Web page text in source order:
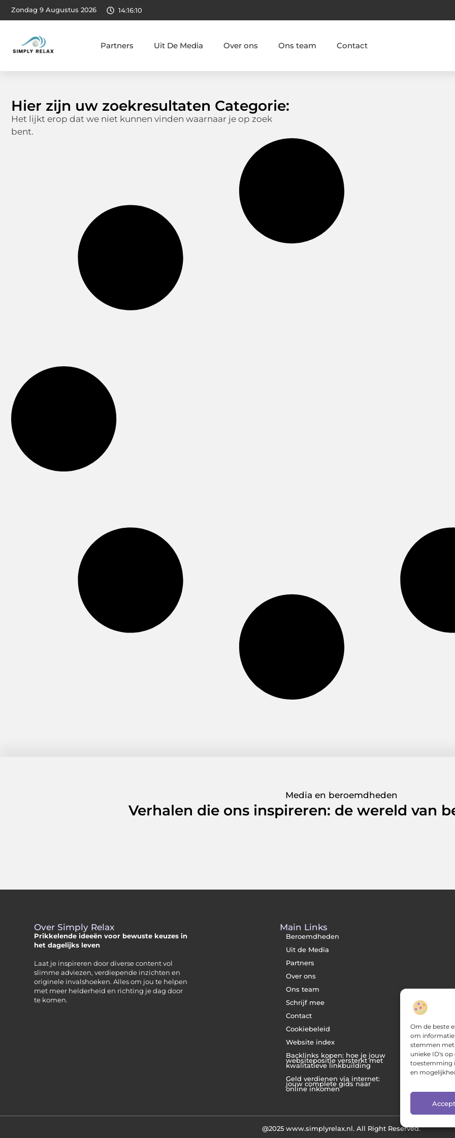
Om de beste
om informatie
stemmen met
unieke ID's
toestemming
en
Zondag 9 Augustus 2026 14:16:11
Partners Uit De Media Over ons Ons team Contact
Hier zijn uw zoekresultaten Categorie:
Het lijkt erop dat we niet kunnen vinden waarnaar je op zoek
bent.
Media en beroemdheden
Verhalen die ons inspireren: de wereld van
Over Simply Relax
Prikkelende ideeën voor bewuste keuzes in
het dagelijks leven
Laat je inspireren door diverse content vol
slimme adviezen, verdiepende inzichten en
originele invalshoeken. Alles om jou te helpen
met meer helderheid en richting je dag door
te komen.
Main Links
Beroemdheden
Uit de Media
Partners
Over ons
Ons team
Schrijf mee
Contact
Cookiebeleid
Website index
Backlinks kopen: hoe je jouw
websitepositie versterkt met
kwalitatieve linkbuilding
Geld verdienen via internet:
jouw complete gids naar
online inkomen
@2025 www.simplyrelax.nl. All Right Reserved.